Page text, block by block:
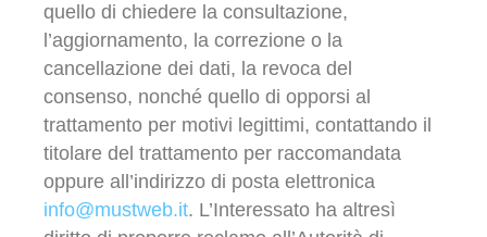
quello di chiedere la consultazione,
l’aggiornamento, la correzione o la
cancellazione dei dati, la revoca del
consenso, nonché quello di opporsi al
trattamento per motivi legittimi, contattando il
titolare del trattamento per raccomandata
oppure all’indirizzo di posta elettronica
info@mustweb.it. L’Interessato ha altresì